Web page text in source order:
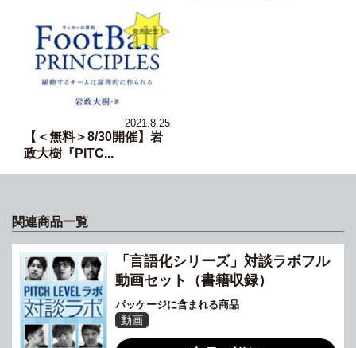
2021.8.25
【＜無料＞8/30開催】岩
政大樹『PITC...
関連商品一覧
「言語化シリーズ」対談ラボフル
動画セット（書籍収録）
パッケージに含まれる商品
動画